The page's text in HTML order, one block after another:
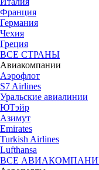
Франция
Германия
Чехия
Греция
ВСЕ СТРАНЫ
Авиакомпании
Аэрофлот
S7 Airlines
Уральские авиалинии
ЮТэйр
Азимут
Emirates
Turkish Airlines
Lufthansa
ВСЕ